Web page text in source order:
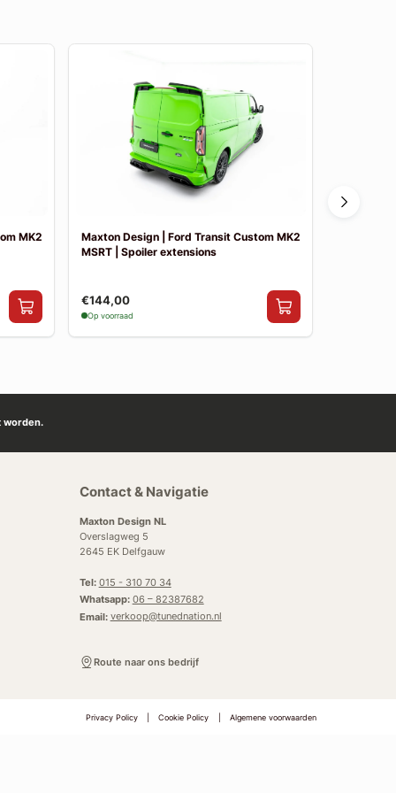
MK2
Maxton Design | Ford Transit Custom MK2
MSRT | Spoiler extensions
€144,00
Op voorraad
worden.
Contact & Navigatie
Maxton Design NL
Overslagweg 5
2645 EK Delfgauw
Tel: 015 - 310 70 34
Whatsapp: 06 – 82387682
Email: verkoop@tunednation.nl
Route naar ons bedrijf
Privacy Policy Cookie Policy Algemene voorwaarden